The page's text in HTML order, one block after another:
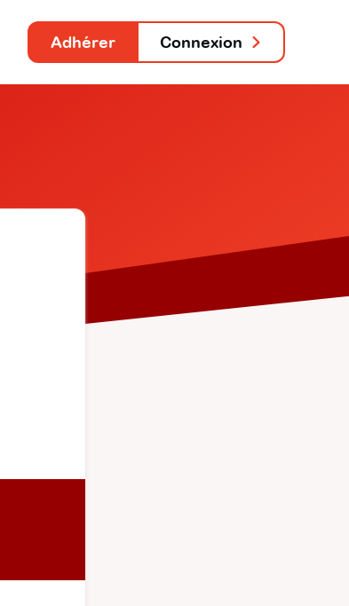
Adhérer Connexion